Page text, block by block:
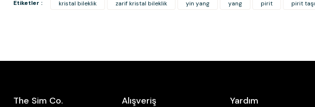
Etiketler : kristal bileklik zarif kristal bileklik yin yang yang pirit pirit taşı
The Sim Co. Alışveriş Yardım